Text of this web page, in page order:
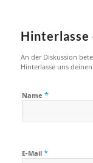
Hinterlasse
An der Diskussion
Hinterlasse uns
Name *
E-Mail *